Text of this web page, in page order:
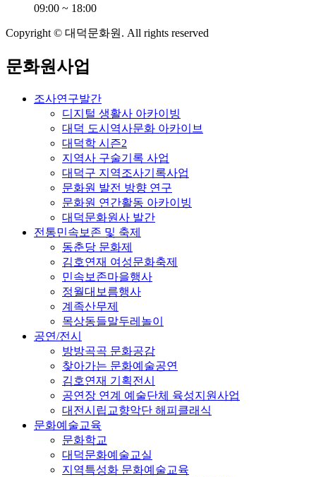
09:00 ~ 18:00
Copyright © 대덕문화원. All rights reserved
문화원사업
조사연구발간
디지털 생활사 아카이빙
대덕 도시역사문화 아카이브
대덕학 시즌2
지역사 구술기록 사업
대덕구 지역조사기록사업
문화원 발전 방향 연구
문화원 연간활동 아카이빙
대덕문화원사 발간
전통민속보존 및 축제
동춘당 문화제
김호연재 여성문화축제
민속보존마을행사
정월대보름행사
계족산무제
목상동들말두레놀이
공연/전시
방방곡곡 문화공감
찾아가는 문화예술공연
김호연재 기획전시
공연장 연계 예술단체 육성지원사업
대전시립교향악단 해피클래식
문화예술교육
문화학교
대덕문화예술교실
지역특성화 문화예술교육